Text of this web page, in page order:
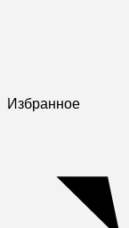
Избранное